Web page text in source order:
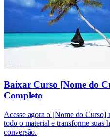
Baixar Curso [Nome do
Completo
Acesse agora o [Nome do
todo o material e transforme suas
conversão.